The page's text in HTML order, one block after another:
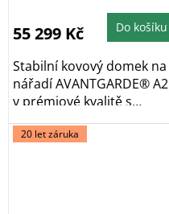
55 299 Kč Do košíku
Stabilní kovový domek na
nářadí AVANTGARDE® A2
v prémiové kvalitě s
pultovou...
20 let záruka